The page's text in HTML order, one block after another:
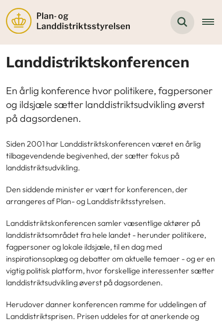
Landdistriktskonferencen
En årlig konference hvor politikere, fagpersoner
og ildsjæle sætter landdistriktsudvikling øverst
på dagsordenen.
Siden 2001 har Landdistriktskonferencen været en årlig
tilbagevendende begivenhed, der sætter fokus på
landdistriktsudvikling.
Den siddende minister er vært for konferencen, der
arrangeres af Plan- og Landdistriktsstyrelsen.
Landdistriktskonferencen samler væsentlige aktører på
landdistriktsområdet fra hele landet - herunder politikere,
fagpersoner og lokale ildsjæle, til en dag med
inspirationsoplæg og debatter om aktuelle temaer - og er en
vigtig politisk platform, hvor forskellige interessenter sætter
landdistriktsudvikling øverst på dagsordenen.
Herudover danner konferencen ramme for uddelingen af
Landdistriktsprisen. Prisen uddeles for at anerkende og